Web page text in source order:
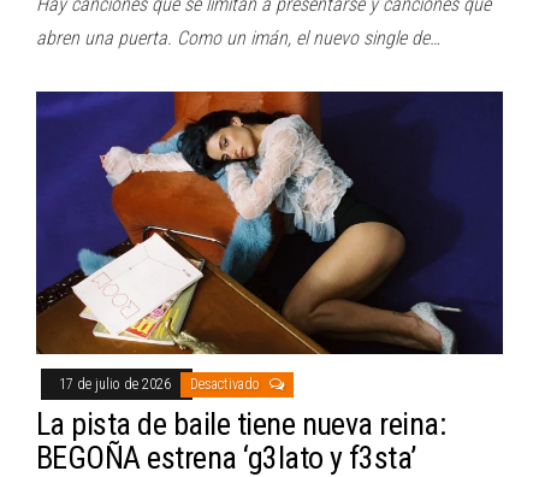
abren una puerta. Como un imán, el nuevo single de…
17 de julio de 2026 Desactivado
La pista de baile tiene nueva reina:
BEGOÑA estrena ‘g3lato y f3sta’